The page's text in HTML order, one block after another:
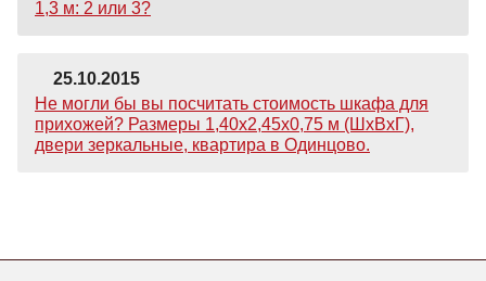
1,3 м: 2 или 3?
25.10.2015
Не могли бы вы посчитать стоимость шкафа для
прихожей? Размеры 1,40х2,45х0,75 м (ШхВхГ),
двери зеркальные, квартира в Одинцово.